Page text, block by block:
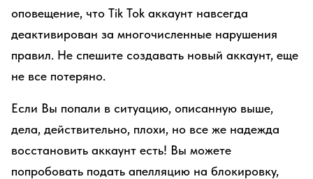
оповещение, что Tik Tok аккаунт навсегда
деактивирован за многочисленные нарушения
правил. Не спешите создавать новый аккаунт, еще
не все потеряно.
Если Вы попали в ситуацию, описанную выше,
дела, действительно, плохи, но все же надежда
восстановить аккаунт есть! Вы можете
попробовать подать апелляцию на блокировку,